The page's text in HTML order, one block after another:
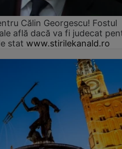
Călin Georgescu! Fostul
află dacă va fi judecat
stat www.stirilekanald.ro